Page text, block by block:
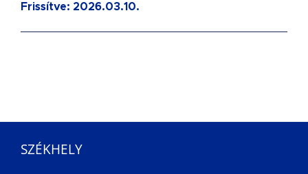
Frissítve: 2026.03.10.
SZÉKHELY